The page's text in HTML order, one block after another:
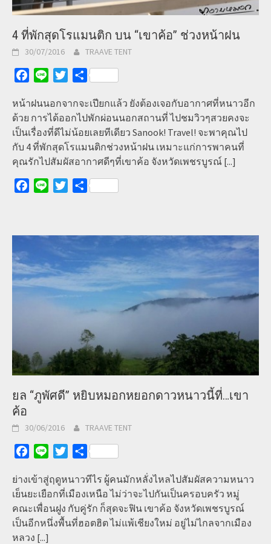
4 ที่พักสุดโรแมนติก บน “เขาค้อ” ช่วงหน้าฝน
30/07/2016 TRAAVE TENT
Facebook
Line TwitterShare
หน้าฝนนอกจากจะเปียกแล้ว ยังต้องเจอกับอากาศที่หนาวอีก
ด้วย การได้ออกไปพักผ่อนนอกสถานที่ ไปชมวิวๆสวยคงจะ
เป็นเรื่องที่ดีไม่น้อยเลยทีเดียว Sanook! Travel! จะพาคุณไป
กับ 4 ที่พักสุดโรแมนติกช่วงหน้าฝน เหมาะแก่การพาคนที่
คุณรักไปสัมผัสอากาศดีๆที่เขาค้อ จังหวัดเพชรบูรณ์ [...]
Facebook
Line TwitterShare
ยล “ภูพัศดี” หยิบหมอกหยอกดาวหนาวนี้ที่…เขา
ค้อ
30/06/2016 TRAAVE TENT
Facebook
Line TwitterShare
ย่างเข้าสู่ฤดูหนาวทีไร ผู้คนมักหลั่งไหลไปสัมผัสความหนาว
เย็นยะเยือกที่เมืองเหนือ ไม่ว่าจะไปกันเป็นครอบครัว หมู่
คณะเพื่อนฝูง กับคู่รัก ก็สุดจะฟิน เขาค้อ จังหวัดเพชรบูรณ์
เป็นอีกหนึ่งพื้นที่ฮอตฮิต ไม่แพ้เชียงใหม่ อยู่ไม่ไกลจากเมือง
หลวง [...]